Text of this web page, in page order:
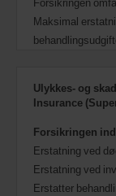
Maksimal
Ulykkes- og
Insurance
Forsikringen
Erstatning ved
Erstatning ved
Erstatter